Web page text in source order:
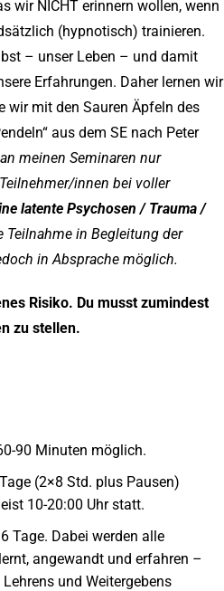
wir NICHT erinnern wollen, wenn
(hypnotisch) trainieren.
– unser Leben – und damit
Erfahrungen. Daher lernen wir
wir mit den Sauren Äpfeln des
aus dem SE nach Peter
meinen Seminaren nur
innen bei voller
latente Psychosen / Trauma /
Teilnahme in Begleitung der
in Absprache möglich.
Risiko. Du musst zumindest
zu stellen.
90 Minuten möglich.
(2×8 Std. plus Pausen)
10-20:00 Uhr statt.
Tage. Dabei werden alle
angewandt und erfahren –
und Weitergebens